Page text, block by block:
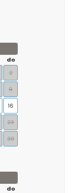
do
2
9
16
23
30
do